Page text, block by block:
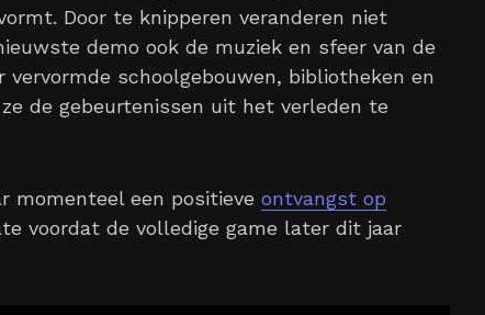
Door te knipperen veranderen niet
demo ook de muziek en sfeer van de
schoolgebouwen, bibliotheken en
de gebeurtenissen uit het verleden te
momenteel een positieve ontvangst op
voordat de volledige game later dit jaar